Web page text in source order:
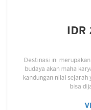
Destinasi ini
budaya akan maha
kandungan nilai sejarah
bisa